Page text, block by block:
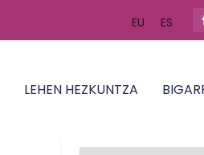
EU ES
LEHEN HEZKUNTZA